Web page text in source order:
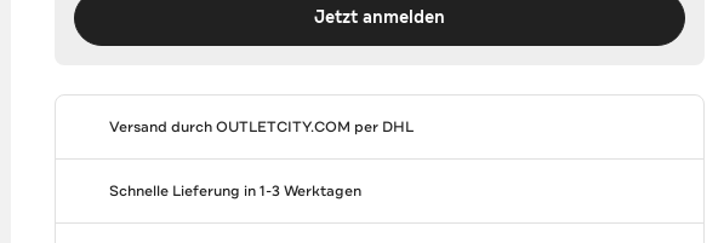
Jetzt anmelden
Versand durchOUTLETCITY.COM per DHL
Schnelle Lieferung in 1-3 Werktagen